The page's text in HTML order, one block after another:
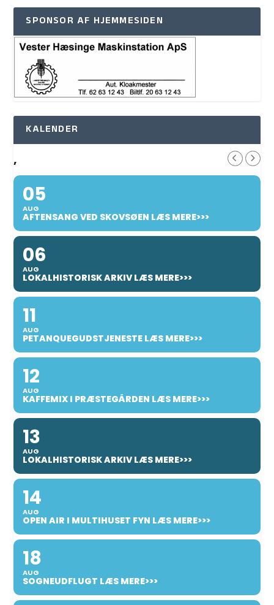
SPONSOR AF HJEMMESIDEN
KALENDER
,
05
AUG
AFTENSANG VED SKOVSØEN LÆS MERE>>>
06
AUG
LOKALHISTORISK ARKIV LÆS MERE>>>
11
AUG
PETANQUEGUDSTJENESTE LÆS MERE>>>
12
AUG
KAFFEMIX I PRÆSTEGÅRDEN LÆS MERE>>>
13
AUG
LOKALHISTORISK ARKIV LÆS MERE>>>
14
AUG
OPEN AIR I MULTIHUSET FYN LÆS MERE>>>
18
AUG
SOGNEUDFLUGT LÆS MERE>>>